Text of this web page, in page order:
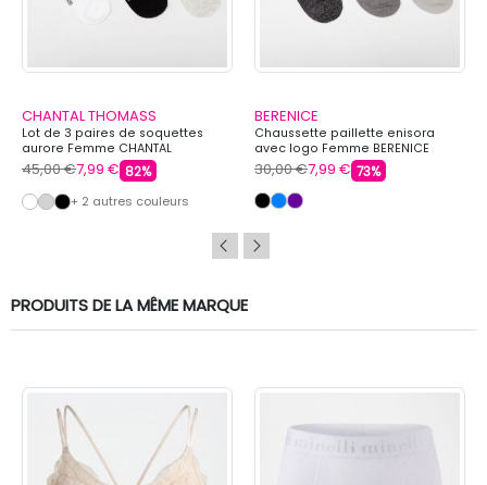
CHANTAL THOMASS
Lot de 3 paires de soquettes
aurore Femme CHANTAL
THOMASS
45,00 €7,99 € 82%
+ 2 autres couleurs
BERENICE
Chaussette paillette enisora
avec logo Femme BERENICE
30,00 €7,99 € 73%
PRODUITS DE LA MÊME MARQUE